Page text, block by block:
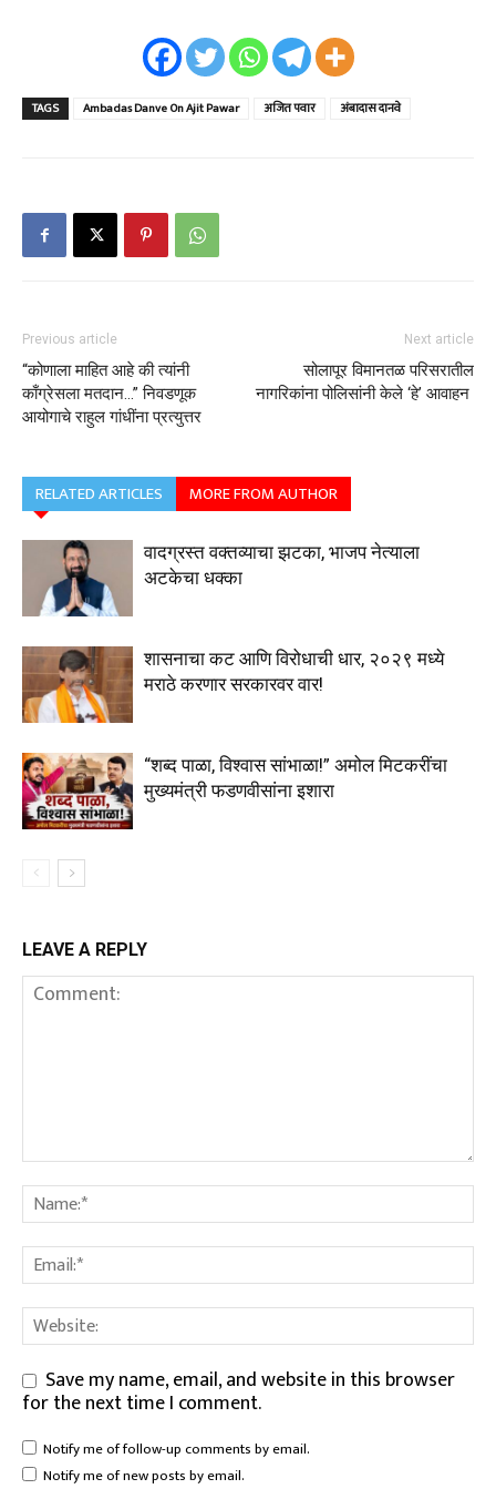
TAGS Ambadas Danve On Ajit Pawar अजित पवार अंबादास दानवे
Previous article
“कोणाला माहित आहे की त्यांनी
काँग्रेसला मतदान…” निवडणूक
आयोगाचे राहुल गांधींना प्रत्युत्तर
Next article
सोलापूर विमानतळ परिसरातील
नागरिकांना पोलिसांनी केले ‘हे’ आवाहन
RELATED ARTICLES MORE FROM AUTHOR
वादग्रस्त वक्तव्याचा झटका, भाजप नेत्याला
अटकेचा धक्का
शासनाचा कट आणि विरोधाची धार, २०२९ मध्ये
मराठे करणार सरकारवर वार!
“शब्द पाळा, विश्वास सांभाळा!” अमोल मिटकरींचा
मुख्यमंत्री फडणवीसांना इशारा
LEAVE A REPLY
Save my name, email, and website in this browser
for the next time I comment.
Notify me of follow-up comments by email.
Notify me of new posts by email.